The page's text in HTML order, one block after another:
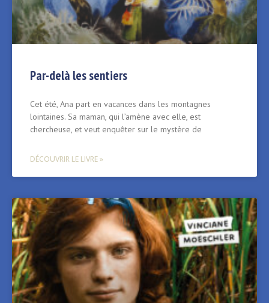
Par-delà les sentiers
Cet été, Ana part en vacances dans les montagnes
lointaines. Sa maman, qui l’amène avec elle, est
chercheuse, et veut enquêter sur le mystère de
DÉCOUVRIR LE LIVRE »